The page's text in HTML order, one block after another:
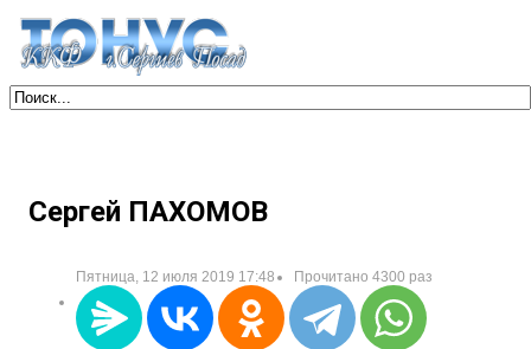
Сергей ПАХОМОВ
Пятница, 12 июля 2019 17:48 Прочитано 4300 раз